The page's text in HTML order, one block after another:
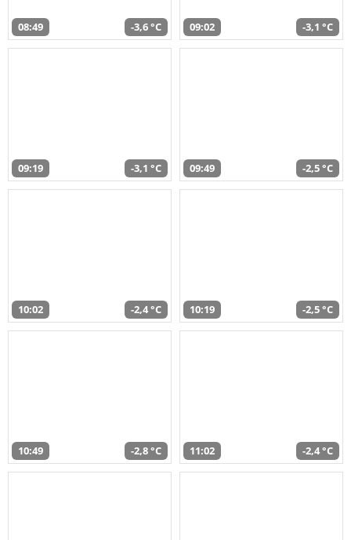
08:49 -3,6 °C 09:02 -3,1 °C
09:19 -3,1 °C 09:49 -2,5 °C
10:02 -2,4 °C 10:19 -2,5 °C
10:49 -2,8 °C 11:02 -2,4 °C